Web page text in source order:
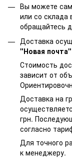
Вы можете
или со склада
обращайтесь
Доставка
"Новая почта"
Стоимость
зависит от
Доставка на
грн.
согласно
Для точного
к менеджеру.